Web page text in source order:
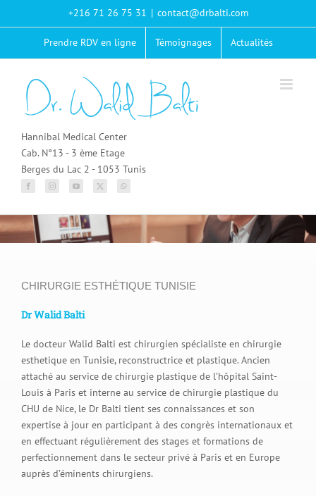
+216 71 26 75 31 | contact@drbalti.com
Prendre RDV en ligne Témoignages Actualités
Hannibal Medical Center
Cab. N°13 - 3 ème Etage
Berges du Lac 2 - 1053 Tunis
CHIRURGIE ESTHÉTIQUE TUNISIE
Dr Walid Balti
Le docteur Walid Balti est chirurgien spécialiste en chirurgie
esthetique en Tunisie, reconstructrice et plastique. Ancien
attaché au service de chirurgie plastique de l’hôpital Saint-
Louis à Paris et interne au service de chirurgie plastique du
CHU de Nice, le Dr Balti tient ses connaissances et son
expertise à jour en participant à des congrès internationaux et
en effectuant régulièrement des stages et formations de
perfectionnement dans le secteur privé à Paris et en Europe
auprès d’éminents chirurgiens.